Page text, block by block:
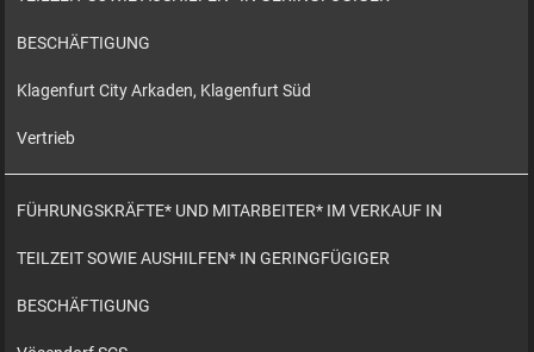
BESCHÄFTIGUNG
Klagenfurt City Arkaden, Klagenfurt Süd
Vertrieb
FÜHRUNGSKRÄFTE* UND MITARBEITER* IM VERKAUF IN
TEILZEIT SOWIE AUSHILFEN* IN GERINGFÜGIGER
BESCHÄFTIGUNG